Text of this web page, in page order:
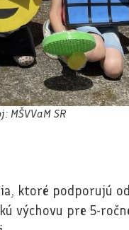
MŠVVaM SR
ktoré podporujú
výchovu pre 5-